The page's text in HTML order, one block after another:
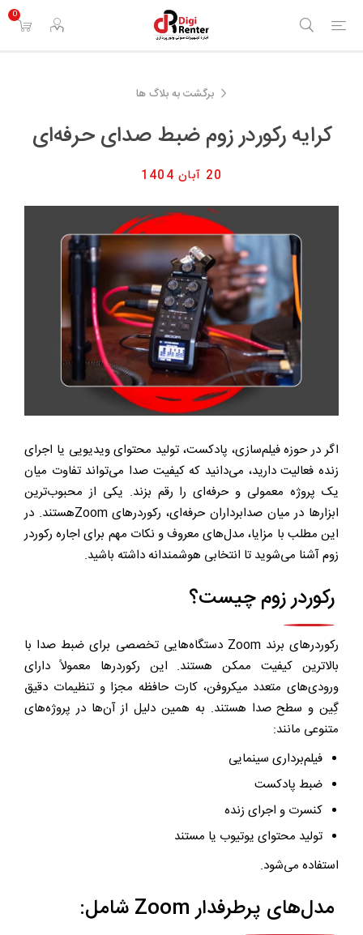
0
برگشت به بلاگ ها
کرایه رکوردر زوم ضبط صدای حرفه‌ای
20 آبان 1404
اگر در حوزه فیلم‌سازی، پادکست، تولید محتوای ویدیویی یا اجرای
زنده فعالیت دارید، می‌دانید کهکیفیت صدا می‌تواند تفاوت میان
یک پروژه معمولی و حرفه‌ای را رقم بزند. یکی از محبوب‌ترین
ابزارها در میان صدابرداران حرفه‌ای، رکوردرهای Zoomهستند. در
این مطلب با مزایا، مدل‌های معروف و نکات مهم برای اجاره رکوردر
زومآشنا می‌شوید تا انتخابی هوشمندانه داشته باشید.
رکوردر زوم چیست؟
رکوردرهای برند Zoom دستگاه‌هایی تخصصی برای ضبط صدا با
بالاترین کیفیت ممکن هستند. این رکوردرها معمولاً دارای
ورودی‌های متعدد میکروفن، کارت حافظه مجزا و تنظیمات دقیق
گِین و سطح صدا هستند. به همین دلیل از آن‌ها در پروژه‌های
متنوعی مانند:
فیلم‌برداری سینمایی
ضبط پادکست
کنسرت و اجرای زنده
تولید محتوای یوتیوب یا مستند
استفاده می‌شود.
مدل‌های پرطرفدار Zoom شامل: